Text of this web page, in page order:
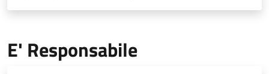
E' Responsabile